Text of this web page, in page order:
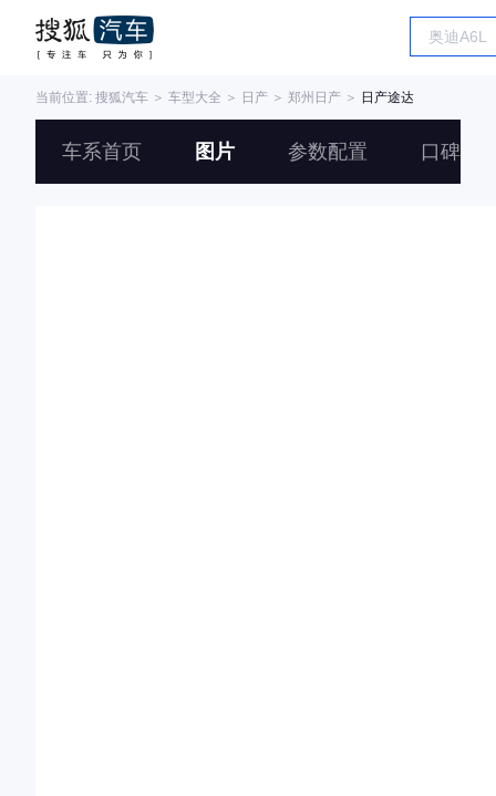
当前位置: 搜狐汽车 ＞ 车型大全 ＞ 日产 ＞ 郑州日产 ＞ 日产途达
车系首页 图片 参数配置 口碑